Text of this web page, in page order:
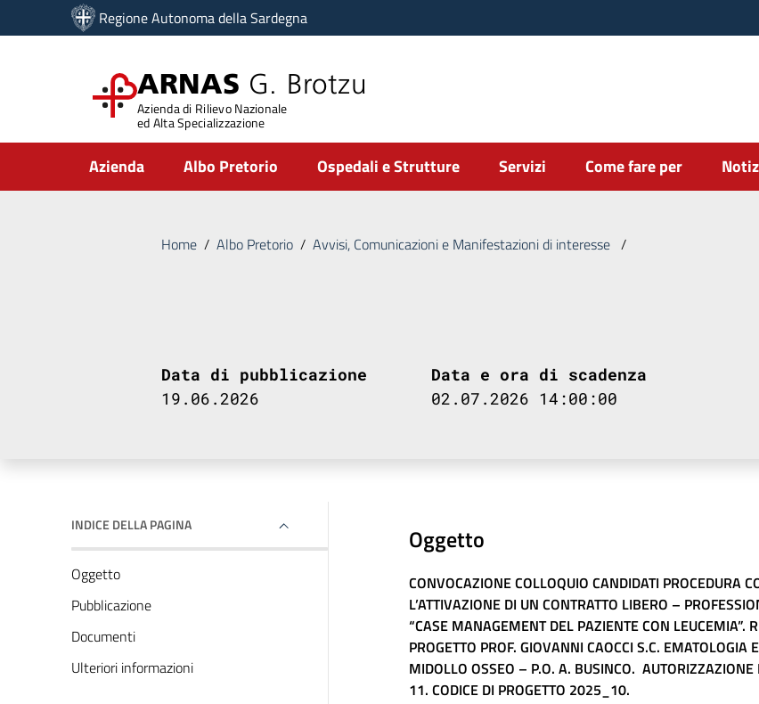
Vai ai contenuti
Vai al menu di navigazione
Regione Autonoma della Sardegna
ARNAS G. Brotzu
Azienda di Rilievo Nazionale
ed Alta Specializzazione
Submenu
Azienda Albo Pretorio Ospedali e Strutture Servizi Come fare per
Home / Albo Pretorio / Avvisi, Comunicazioni e Manifestazioni di interesse /
Data di pubblicazione
19.06.2026
Data e ora di scadenza
02.07.2026 14:00:00
INDICE DELLA PAGINA
Oggetto
Pubblicazione
Documenti
Ulteriori informazioni
Oggetto
CONVOCAZIONE COLLOQUIO CANDIDATI PROCEDURA
L’ATTIVAZIONE DI UN CONTRATTO LIBERO –
“CASE MANAGEMENT DEL PAZIENTE CON LEUCEMIA”.
PROGETTO PROF. GIOVANNI CAOCCI S.C. EMATOLOGIA
MIDOLLO OSSEO – P.O. A. BUSINCO.
11. CODICE DI PROGETTO 2025_10.